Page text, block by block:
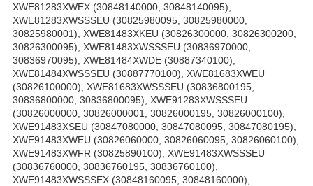
XWE81283XWEX (30848140000, 30848140095),
XWE81283XWSSSEU (30825980095, 30825980000,
30825980001), XWE81483XKEU (30826300000, 30826300200,
30826300095), XWE81483XWSSSEU (30836970000,
30836970095), XWE81484XWDE (30887340100),
XWE81484XWSSSEU (30887770100), XWE81683XWEU
(30826100000), XWE81683XWSSSEU (30836800195,
30836800000, 30836800095), XWE91283XWSSSEU
(30826000000, 30826000001, 30826000195, 30826000100),
XWE91483XSEU (30847080000, 30847080095, 30847080195),
XWE91483XWEU (30826060000, 30826060095, 30826060100),
XWE91483XWFR (30825890100), XWE91483XWSSSEU
(30836760000, 30836760195, 30836760100),
XWE91483XWSSSEX (30848160095, 30848160000),